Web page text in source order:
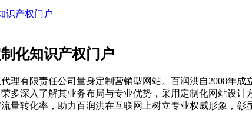
识产权门户
化知识产权门户
理有限责任公司量身定制营销型网站。百润洪自2008年
多深入了解其业务布局与专业优势，采用定制化网站设
量转化率，助力百润洪在互联网上树立专业权威形象，彰